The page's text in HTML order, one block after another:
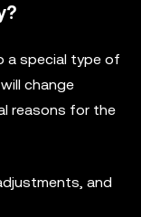
a special type of
change
reasons for the
and